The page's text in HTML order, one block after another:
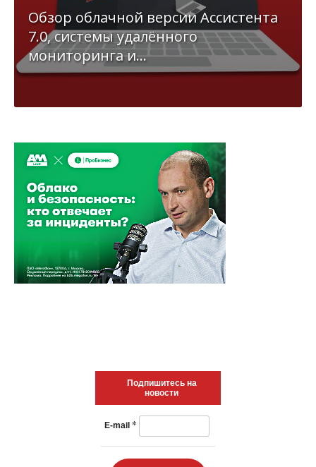
Обзор облачной версии Ассистента
7.0, системы удалённого
мониторинга и...
Подпишитесь на
новости
E-mail *